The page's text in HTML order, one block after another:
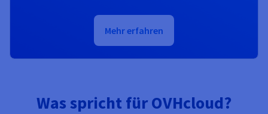
Mehr erfahren
Was spricht für OVHcloud?